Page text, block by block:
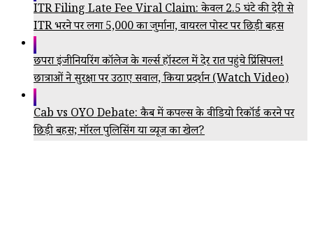
ITR Filing Late Fee Viral Claim: केवल 2.5 घंटे की देरी से
ITR भरने पर लगा ₹5,000 का जुर्माना, वायरल पोस्ट पर छिड़ी बहस
छपरा इंजीनियरिंग कॉलेज के गर्ल्स हॉस्टल में देर रात पहुंचे प्रिंसिपल!
छात्राओं ने सुरक्षा पर उठाए सवाल, किया प्रदर्शन (Watch Video)
Cab vs OYO Debate: कैब में कपल्स के वीडियो रिकॉर्ड करने पर
छिड़ी बहस; मॉरल पुलिसिंग या व्यूज का खेल?